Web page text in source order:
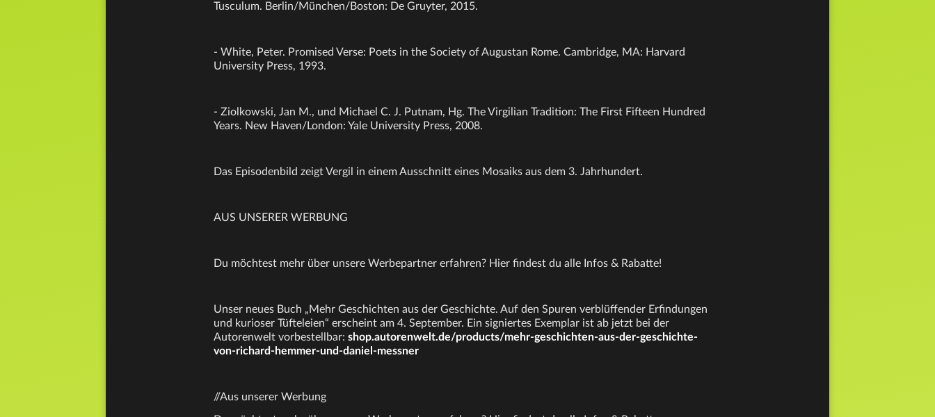
Tusculum. Berlin/München/Boston: De Gruyter, 2015.
- White, Peter. Promised Verse: Poets in the Society of Augustan Rome. Cambridge, MA: Harvard
University Press, 1993.
- Ziolkowski, Jan M., und Michael C. J. Putnam, Hg. The Virgilian Tradition: The First Fifteen Hundred
Years. New Haven/London: Yale University Press, 2008.
Das Episodenbild zeigt Vergil in einem Ausschnitt eines Mosaiks aus dem 3. Jahrhundert.
AUS UNSERER WERBUNG
Du möchtest mehr über unsere Werbepartner erfahren? Hier findest du alle Infos & Rabatte!
Unser neues Buch „Mehr Geschichten aus der Geschichte. Auf den Spuren verblüffender Erfindungen
und kurioser Tüfteleien“ erscheint am 4. September. Ein signiertes Exemplar ist ab jetzt bei der
Autorenwelt vorbestellbar: shop.autorenwelt.de/products/mehr-geschichten-aus-der-geschichte-
von-richard-hemmer-und-daniel-messner
//Aus unserer Werbung